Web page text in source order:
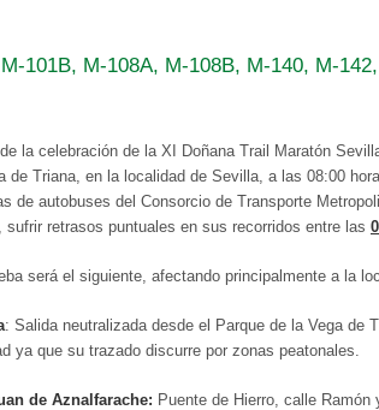
101B, M-108A, M-108B, M-140, M-
la celebración de la XI Doñana Trail Maratón
de Triana, en la localidad de Sevilla, a las 08:00
de autobuses del Consorcio de Transporte
retrasos puntuales en sus recorridos entre las
será el siguiente, afectando principalmente a la
: Salida neutralizada desde el Parque de la Vega de
ya que su trazado discurre por zonas peatonales.
de Aznalfarache: Puente de Hierro, calle